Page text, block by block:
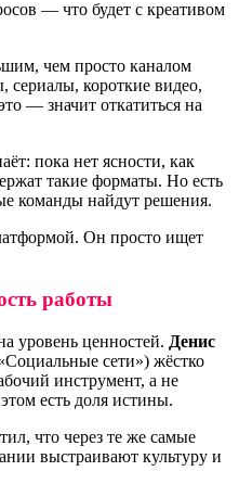
— что будет с креативом
чем просто каналом
короткие видео,
— значит откатиться на
пока нет ясности, как
такие форматы. Но есть
команды найдут решения.
Он просто ищет
работы
уровень ценностей. Денис
сети») жёстко
инструмент, а не
есть доля истины.
что через те же самые
выстраивают культуру и